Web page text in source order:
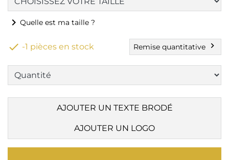
chevron_right Quelle est ma taille ?
 -1 pièces en stock Remise quantitative chevron_right
AJOUTER UN TEXTE BRODÉ
AJOUTER UN LOGO